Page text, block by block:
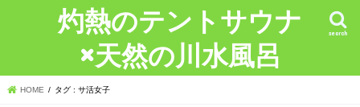
灼熱のテントサウナ
×天然の川水風呂
search
HOME タグ : サ活女子